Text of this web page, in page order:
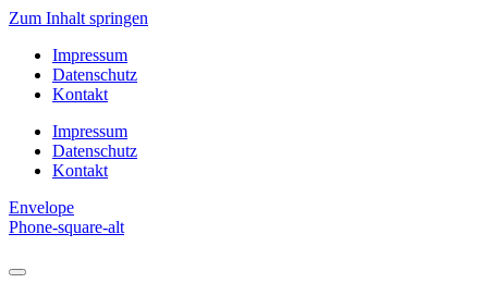
Zum Inhalt springen
Impressum
Datenschutz
Kontakt
Impressum
Datenschutz
Kontakt
Envelope
Phone-square-alt